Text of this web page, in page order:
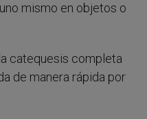
mismo en objetos o
catequesis completa
de manera rápida por